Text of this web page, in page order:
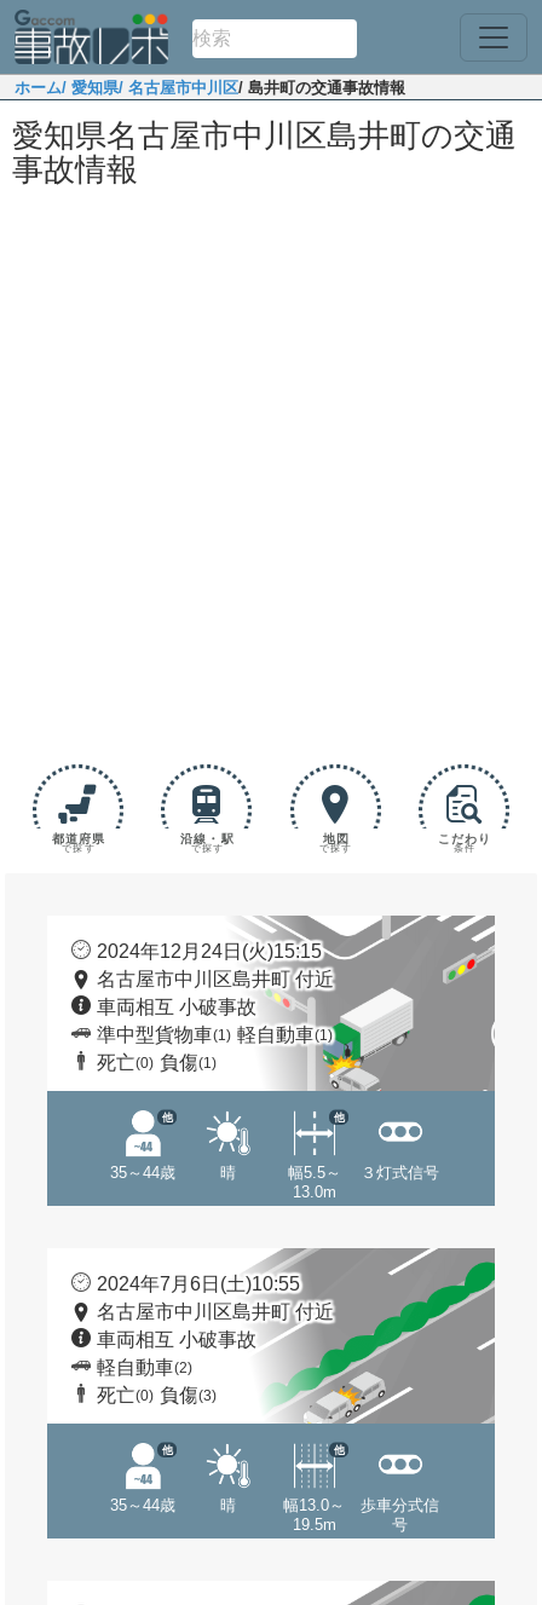
ホーム/ 愛知県/ 名古屋市中川区/ 島井町の交通事故情報
愛知県名古屋市中川区島井町の交通
事故情報
都道府県
で探す
沿線・駅
で探す
地図
で探す
こだわり
条件
2024年12月24日(火)15:15
名古屋市中川区島井町 付近
車両相互 小破事故
準中型貨物車(1) 軽自動車(1)
死亡(0) 負傷(1)
35～44歳
他
晴
幅5.5～
13.0m
他
３灯式信号
2024年7月6日(土)10:55
名古屋市中川区島井町 付近
車両相互 小破事故
軽自動車(2)
死亡(0) 負傷(3)
35～44歳
他
晴
幅13.0～
19.5m
他
歩車分式信
号